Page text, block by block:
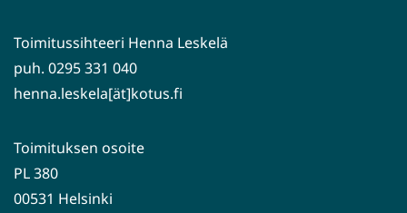
Toimitussihteeri Henna Leskelä
puh. 0295 331 040
henna.leskela[ät]kotus.fi
Toimituksen osoite
PL 380
00531 Helsinki